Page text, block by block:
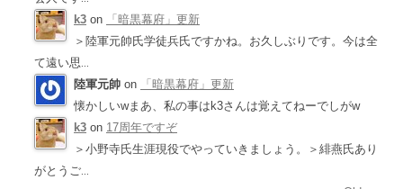
k3 on
「暗黒幕府」更新
＞陸軍元帥氏学徒兵氏ですかね。お久しぶりです。今は全
て遠い思
陸軍元帥 on
「暗黒幕府」更新
懐かしいwまあ、私の事はk3さんは覚えてねーでしがw
k3 on 17周年ですぞ
＞小野寺氏生涯現役でやっていきましょう。＞緋燕氏あり
がとうご